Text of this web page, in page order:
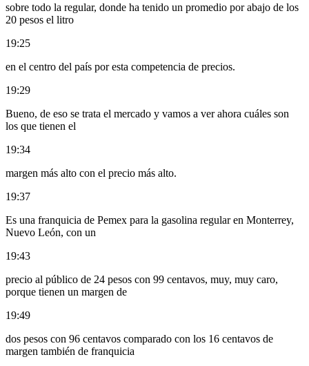
sobre todo la regular, donde ha tenido un promedio por abajo de los
20 pesos el litro
19:25
en el centro del país por esta competencia de precios.
19:29
Bueno, de eso se trata el mercado y vamos a ver ahora cuáles son
los que tienen el
19:34
margen más alto con el precio más alto.
19:37
Es una franquicia de Pemex para la gasolina regular en Monterrey,
Nuevo León, con un
19:43
precio al público de 24 pesos con 99 centavos, muy, muy caro,
porque tienen un margen de
19:49
dos pesos con 96 centavos comparado con los 16 centavos de
margen también de franquicia